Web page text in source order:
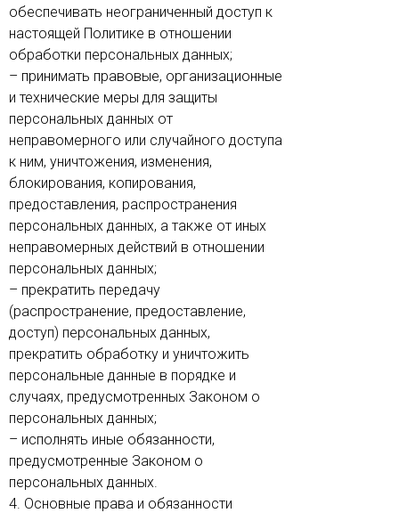
обеспечивать неограниченный доступ к
настоящей Политике в отношении
обработки персональных данных;
– принимать правовые, организационные
и технические меры для защиты
персональных данных от
неправомерного или случайного доступа
к ним, уничтожения, изменения,
блокирования, копирования,
предоставления, распространения
персональных данных, а также от иных
неправомерных действий в отношении
персональных данных;
– прекратить передачу
(распространение, предоставление,
доступ) персональных данных,
прекратить обработку и уничтожить
персональные данные в порядке и
случаях, предусмотренных Законом о
персональных данных;
– исполнять иные обязанности,
предусмотренные Законом о
персональных данных.
4. Основные права и обязанности